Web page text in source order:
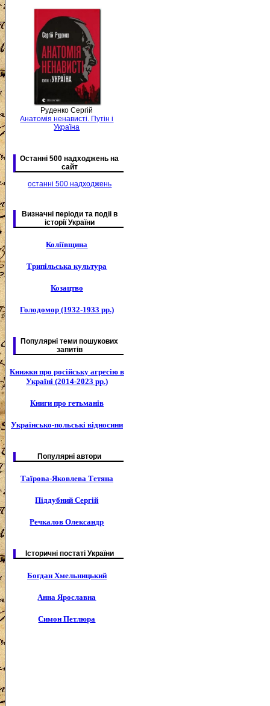
Руденко Сергій
Анатомія ненависті. Путін і
Україна
Останні 500 надходжень на
сайт
останні 500 надходжень
Визначні періоди та подіі в
історії України
Коліївщина
Трипільська культура
Козацтво
Голодомор (1932-1933 рр.)
Популярні теми пошукових
запитів
Книжки про російську агресію в
Україні (2014-2023 рр.)
Книги про гетьманів
Українсько-польські відносини
Популярні автори
Таїрова-Яковлева Тетяна
Піддубний Сергій
Речкалов Олександр
Історичні постаті України
Богдан Хмельницький
Анна Ярославна
Симон Петлюра